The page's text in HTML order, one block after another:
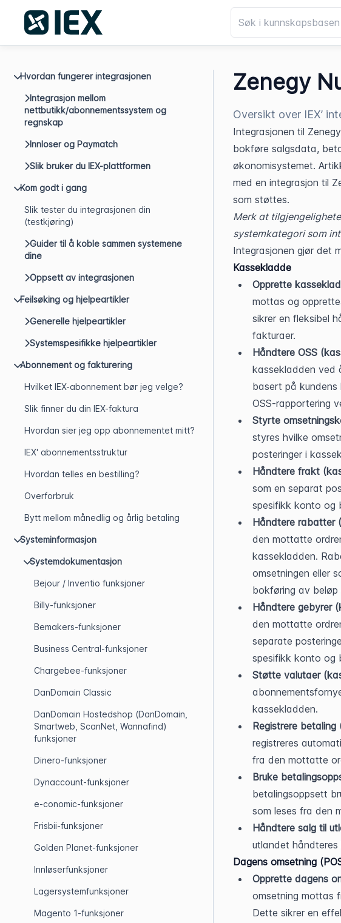
Hvordan fungerer integrasjonen
Integrasjon mellom
nettbutikk/abonnementssystem og
regnskap
Innloser og Paymatch
Slik bruker du IEX-plattformen
Kom godt i gang
Slik tester du integrasjonen din
(testkjøring)
Guider til å koble sammen systemene
dine
Oppsett av integrasjonen
Feilsøking og hjelpeartikler
Generelle hjelpeartikler
Systemspesifikke hjelpeartikler
Abonnement og fakturering
Hvilket IEX-abonnement bør jeg velge?
Slik finner du din IEX-faktura
Hvordan sier jeg opp abonnementet mitt?
IEX' abonnementsstruktur
Hvordan telles en bestilling?
Overforbruk
Bytt mellom månedlig og årlig betaling
Systeminformasjon
Systemdokumentasjon
Bejour / Inventio funksjoner
Billy-funksjoner
Bemakers-funksjoner
Business Central-funksjoner
Chargebee-funksjoner
DanDomain Classic
DanDomain Hostedshop (DanDomain,
Smartweb, ScanNet, Wannafind)
funksjoner
Dinero-funksjoner
Dynaccount-funksjoner
e-conomic-funksjoner
Frisbii-funksjoner
Golden Planet-funksjoner
Innløserfunksjoner
Lagersystemfunksjoner
Magento 1-funksjoner
Zenegy
Oversikt over IEX’
Integrasjonen til
bokføre salgsdata,
økonomisystemet.
med en integrasjon til
som støttes.
Merk at
systemkategori som
Integrasjonen gjør det
Kassekladde
Opprette
mottas og
sikrer en fleksibel
fakturaer.
Håndtere OSS
kassekladden ved
basert på kundens
OSS-rapportering
Styrte
styres hvilke
posteringer i
Håndtere frakt
som en separat
spesifikk konto og
Håndtere rabatter
den mottatte
kassekladden.
omsetningen eller
bokføring av beløp
Håndtere gebyrer
den mottatte
separate
spesifikk konto og
Støtte valutaer
kassekladden.
Registrere
registreres
fra den mottatte
Bruke
betalingsoppsett
som leses fra den
Håndtere salg til
utlandet
Dagens omsetning
Opprette dagens
omsetning mottas
Dette sikrer en